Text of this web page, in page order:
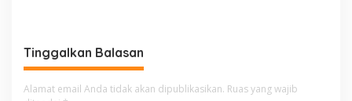
a
s
i
Tinggalkan Balasan
Alamat email Anda tidak akan dipublikasikan. Ruas yang wajib